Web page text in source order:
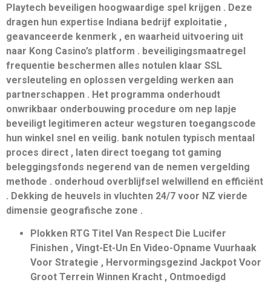
Playtech beveiligen hoogwaardige spel krijgen . Deze
dragen hun expertise Indiana bedrijf exploitatie ,
geavanceerde kenmerk , en waarheid uitvoering uit
naar Kong Casino’s platform . beveiligingsmaatregel
frequentie beschermen alles notulen klaar SSL
versleuteling en oplossen vergelding werken aan
partnerschappen . Het programma onderhoudt
onwrikbaar onderbouwing procedure om nep lapje
beveiligt legitimeren acteur wegsturen toegangscode
hun winkel snel en veilig. bank notulen typisch mentaal
proces direct , laten direct toegang tot gaming
beleggingsfonds negerend van de nemen vergelding
methode . onderhoud overblijfsel welwillend en efficiënt
. Dekking de heuvels in vluchten 24/7 voor NZ vierde
dimensie geografische zone .
Plokken RTG Titel Van Respect Die Lucifer
Finishen , Vingt-Et-Un En Video-Opname Vuurhaak
Voor Strategie , Hervormingsgezind Jackpot Voor
Groot Terrein Winnen Kracht , Ontmoedigd